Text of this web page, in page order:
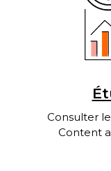
Consulter
Content